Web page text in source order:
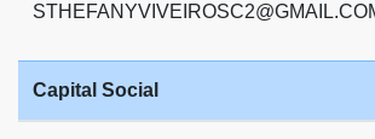
Capital Social